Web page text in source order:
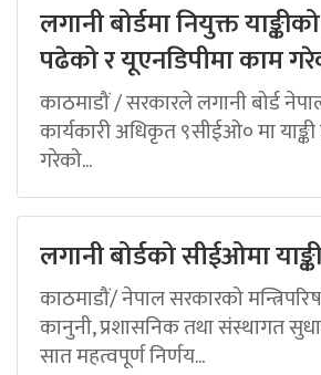
लगानी बोर्डमा नियुक्त
पढेको र यूएनडिपीमा काम
काठमाडौं / सरकारले लगानी बोर्ड
कार्यकारी अधिकृत ९सीईओ० मा
गरेको...
लगानी बोर्डको सीईओमा याङ्की
काठमाडौं/ नेपाल सरकारको
कानुनी, प्रशासनिक तथा संस्थागत
सात महत्वपूर्ण निर्णय...